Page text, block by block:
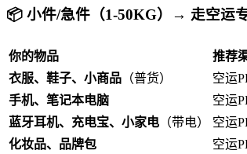
📦 小件/急件（1-50KG）→ 走空运
你的物品 推荐
衣服、鞋子、小商品 （普货） 空运
手机、笔记本电脑
空运
蓝牙耳机、充电宝、小家电 （带电） 空运
化妆品、品牌包
空运